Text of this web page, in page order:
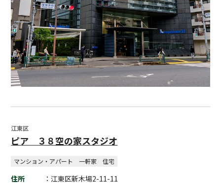
江東区
ピア ３８空の家スタジオ
マンション・アパート 一軒家 住宅
住所
：江東区新木場2-11-11